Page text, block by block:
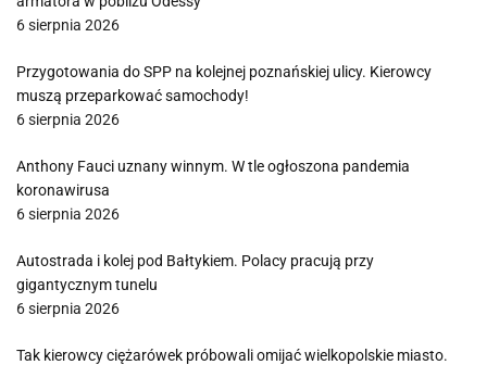
6 sierpnia 2026
Przygotowania do SPP na kolejnej poznańskiej ulicy. Kierowcy
muszą przeparkować samochody!
6 sierpnia 2026
Anthony Fauci uznany winnym. W tle ogłoszona pandemia
koronawirusa
6 sierpnia 2026
Autostrada i kolej pod Bałtykiem. Polacy pracują przy
gigantycznym tunelu
6 sierpnia 2026
Tak kierowcy ciężarówek próbowali omijać wielkopolskie miasto.